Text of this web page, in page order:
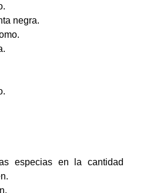
negra.
especias en la cantidad